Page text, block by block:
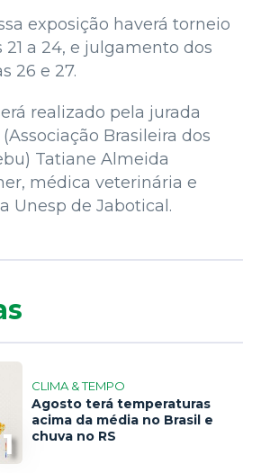
exposição haverá torneio
a 24, e julgamento dos
26 e 27.
realizado pela jurada
Brasileira dos
Tatiane Almeida
médica veterinária e
Unesp de Jabotical.
1
CLIMA & TEMPO
Agosto terá temperaturas
acima da média no Brasil e
chuva no RS